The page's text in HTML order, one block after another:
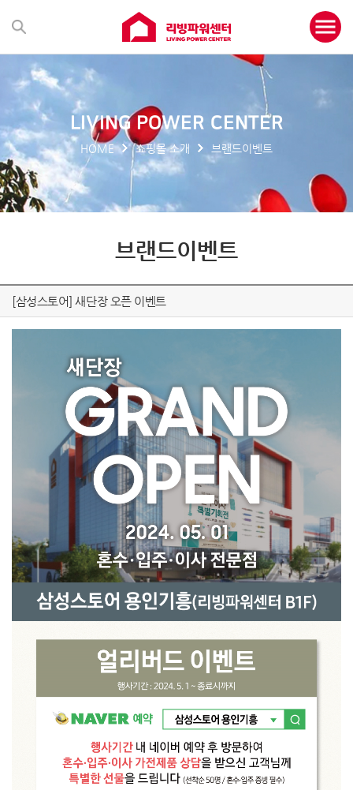
LIVING POWER CENTER
HOME 쇼핑몰 소개 브랜드이벤트
브랜드이벤트
[삼성스토어] 새단장 오픈 이벤트